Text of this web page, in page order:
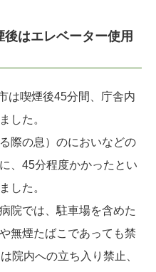
はエレベーター使用
は喫煙後45分間、庁舎内
した。
際の息）のにおいなどの
、45分程度かかったとい
した。
院では、駐車場を含めた
無煙たばこであっても禁
院内への立ち入り禁止、